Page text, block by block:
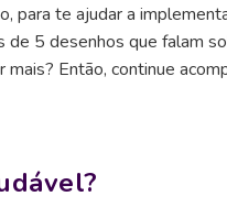
para te ajudar a
de 5 desenhos que falam
Então, continue